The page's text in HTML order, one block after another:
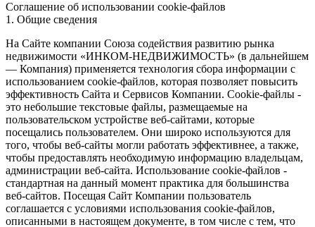
Соглашение об использовании cookie-файлов
1. Общие сведения
На Сайте компании Союза содействия развитию рынка
недвижимости «ИНКОМ-НЕДВИЖИМОСТЬ» (в дальнейшем
— Компания) применяется технология сбора информации с
использованием cookie-файлов, которая позволяет повысить
эффективность Сайта и Сервисов Компании. Сookie-файлы -
это небольшие текстовые файлы, размещаемые на
пользовательском устройстве веб-сайтами, которые
посещались пользователем. Они широко используются для
того, чтобы веб-сайты могли работать эффективнее, а также,
чтобы предоставлять необходимую информацию владельцам,
администрации веб-сайта. Использование cookie-файлов -
стандартная на данный момент практика для большинства
веб-сайтов. Посещая Сайт Компании пользователь
соглашается с условиями использования cookie-файлов,
описанными в настоящем документе, в том числе с тем, что